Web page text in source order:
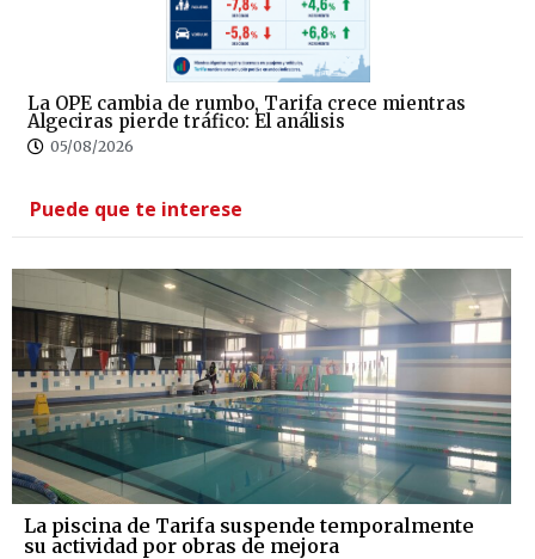
La OPE cambia de rumbo, Tarifa crece mientras
Algeciras pierde tráfico: El análisis
05/08/2026
Puede que te interese
La piscina de Tarifa suspende temporalmente
su actividad por obras de mejora